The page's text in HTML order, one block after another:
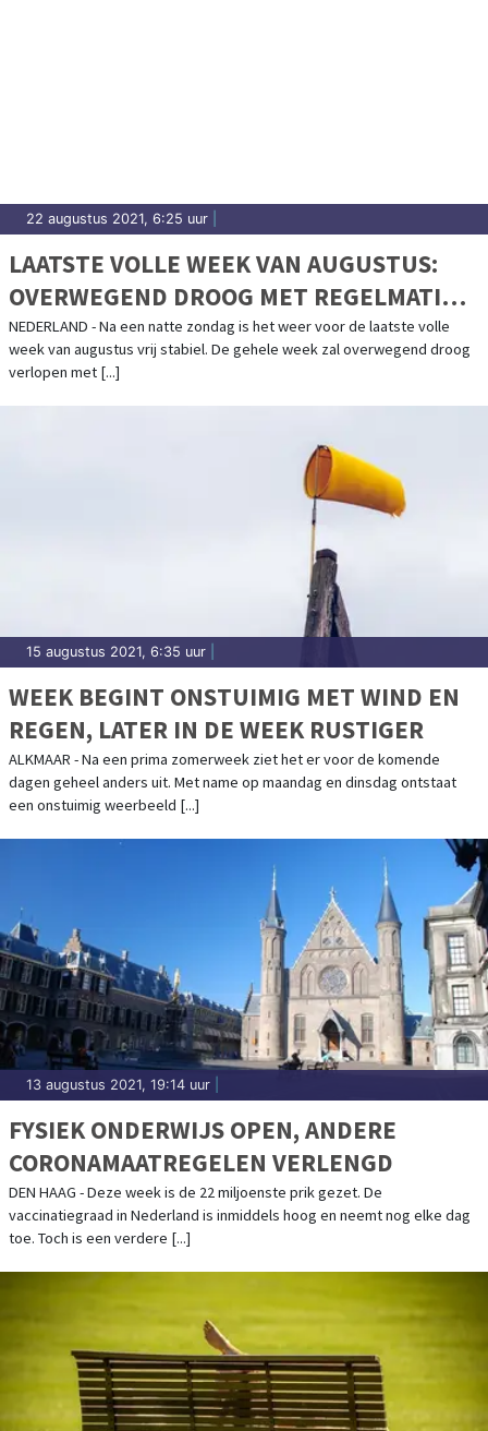
22 augustus 2021, 6:25 uur
LAATSTE VOLLE WEEK VAN AUGUSTUS:
OVERWEGEND DROOG MET REGELMATIG
ZON
NEDERLAND - Na een natte zondag is het weer voor de laatste volle
week van augustus vrij stabiel. De gehele week zal overwegend droog
verlopen met [...]
15 augustus 2021, 6:35 uur
WEEK BEGINT ONSTUIMIG MET WIND EN
REGEN, LATER IN DE WEEK RUSTIGER
ALKMAAR - Na een prima zomerweek ziet het er voor de komende
dagen geheel anders uit. Met name op maandag en dinsdag ontstaat
een onstuimig weerbeeld [...]
13 augustus 2021, 19:14 uur
FYSIEK ONDERWIJS OPEN, ANDERE
CORONAMAATREGELEN VERLENGD
DEN HAAG - Deze week is de 22 miljoenste prik gezet. De
vaccinatiegraad in Nederland is inmiddels hoog en neemt nog elke dag
toe. Toch is een verdere [...]